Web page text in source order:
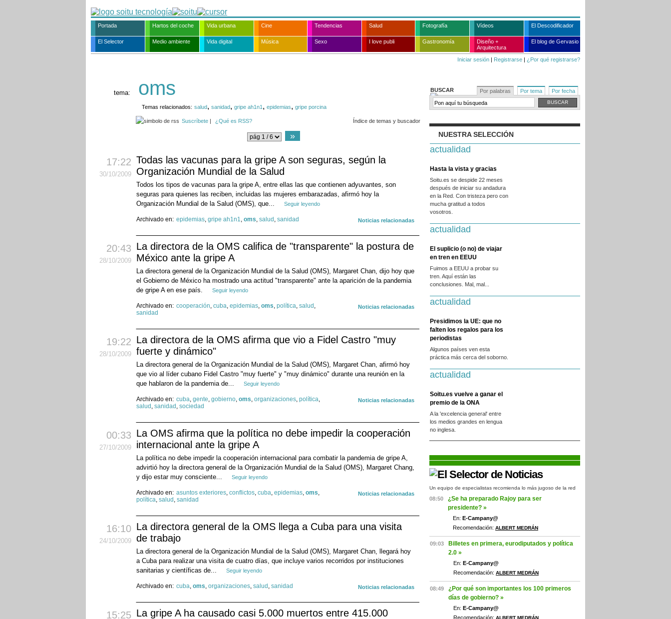
Portada Hartos del coche Vida urbana Cine Tendencias Salud Fotografía Vídeos El Descodificador
El Selector Medio ambiente Vida digital Música Sexo I love publi Gastronomía
Diseño +
Arquitectura
El blog de Gervasio
Iniciar sesión | Registrarse | ¿Por qué registrarse?
BUSCAR Por palabras Por tema Por fecha
NUESTRA SELECCIÓN
actualidad
Hasta la vista y gracias
Soitu.es se despide 22 meses
después de iniciar su andadura
en la Red. Con tristeza pero con
mucha gratitud a todos
vosotros.
actualidad
El suplicio (o no) de viajar
en tren en EEUU
Fuimos a EEUU a probar su
tren. Aquí están las
conclusiones. Mal, mal...
actualidad
Presidimos la UE: que no
falten los regalos para los
periodistas
Algunos países ven esta
práctica más cerca del soborno.
actualidad
Soitu.es vuelve a ganar el
premio de la ONA
A la 'excelencia general' entre
los medios grandes en lengua
no inglesa.
Un equipo de especialistas recomienda lo más jugoso de la red
08:50
¿Se ha preparado Rajoy para ser
presidente? »
En: E-Campany@
Recomendación: ALBERT MEDRÁN
09:03
Billetes en primera, eurodiputados y política
2.0 »
En: E-Campany@
Recomendación: ALBERT MEDRÁN
08:49
¿Por qué son importantes los 100 primeros
días de gobierno? »
En: E-Campany@
Recomendación:
tema: oms
Temas relacionados: salud, sanidad, gripe ah1n1, epidemias, gripe porcina
Suscríbete ¿Qué es RSS? Índice de temas y buscador
»
17:22
30/10/2009
Todas las vacunas para la gripe A son seguras, según la
Organización Mundial de la Salud
Todos los tipos de vacunas para la gripe A, entre ellas las que contienen adyuvantes, son
seguras para quienes las reciben, incluidas las mujeres embarazadas, afirmó hoy la
Organización Mundial de la Salud (OMS), que...
Seguir leyendo
Noticias relacionadas
Archivado en: epidemias, gripe ah1n1, oms, salud , sanidad
20:43
28/10/2009
La directora de la OMS califica de "transparente" la postura de
México ante la gripe A
La directora general de la Organización Mundial de la Salud (OMS), Margaret Chan, dijo hoy que
el Gobierno de México ha mostrado una actitud "transparente" ante la aparición de la pandemia
de gripe A en ese país.
Seguir leyendo
Noticias relacionadas
Archivado en: cooperación, cuba, epidemias, oms, política, salud ,
sanidad
19:22
28/10/2009
La directora de la OMS afirma que vio a Fidel Castro "muy
fuerte y dinámico"
La directora general de la Organización Mundial de la Salud (OMS), Margaret Chan, afirmó hoy
que vio al líder cubano Fidel Castro "muy fuerte" y "muy dinámico" durante una reunión en la
que hablaron de la pandemia de...
Seguir leyendo
Noticias relacionadas
Archivado en: cuba, gente, gobierno, oms, organizaciones, política,
salud , sanidad , sociedad
00:33
27/10/2009
La OMS afirma que la política no debe impedir la cooperación
internacional ante la gripe A
La política no debe impedir la cooperación internacional para combatir la pandemia de gripe A,
advirtió hoy la directora general de la Organización Mundial de la Salud (OMS), Margaret Chang,
y dijo estar muy consciente...
Seguir leyendo
Noticias relacionadas
Archivado en: asuntos exteriores, conflictos, cuba, epidemias, oms,
política, salud , sanidad
16:10
24/10/2009
La directora general de la OMS llega a Cuba para una visita
de trabajo
La directora general de la Organización Mundial de la Salud (OMS), Margaret Chan, llegará hoy
a Cuba para realizar una visita de cuatro días, que incluye varios recorridos por instituciones
sanitarias y científicas de...
Seguir leyendo
Noticias relacionadas
Archivado en: cuba, oms, organizaciones, salud , sanidad
15:25 La gripe A ha causado casi 5.000 muertos entre 415.000